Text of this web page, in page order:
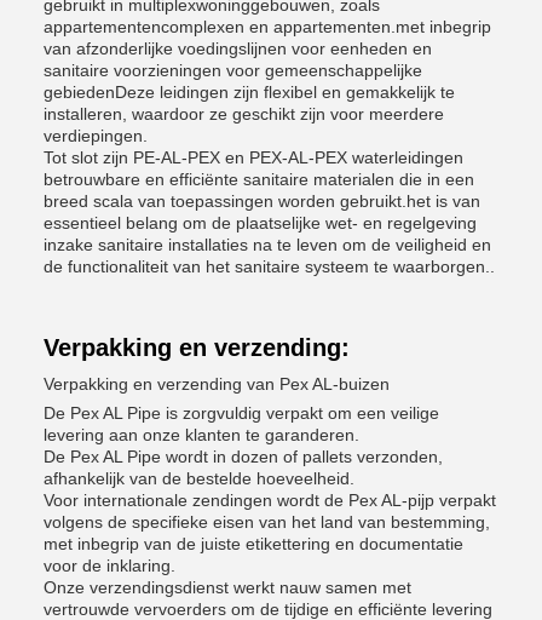
gebruikt in multiplexwoninggebouwen, zoals
appartementencomplexen en appartementen.met inbegrip
van afzonderlijke voedingslijnen voor eenheden en
sanitaire voorzieningen voor gemeenschappelijke
gebiedenDeze leidingen zijn flexibel en gemakkelijk te
installeren, waardoor ze geschikt zijn voor meerdere
verdiepingen.
Tot slot zijn PE-AL-PEX en PEX-AL-PEX waterleidingen
betrouwbare en efficiënte sanitaire materialen die in een
breed scala van toepassingen worden gebruikt.het is van
essentieel belang om de plaatselijke wet- en regelgeving
inzake sanitaire installaties na te leven om de veiligheid en
de functionaliteit van het sanitaire systeem te waarborgen..
Verpakking en verzending:
Verpakking en verzending van Pex AL-buizen
De Pex AL Pipe is zorgvuldig verpakt om een veilige
levering aan onze klanten te garanderen.
De Pex AL Pipe wordt in dozen of pallets verzonden,
afhankelijk van de bestelde hoeveelheid.
Voor internationale zendingen wordt de Pex AL-pijp verpakt
volgens de specifieke eisen van het land van bestemming,
met inbegrip van de juiste etikettering en documentatie
voor de inklaring.
Onze verzendingsdienst werkt nauw samen met
vertrouwde vervoerders om de tijdige en efficiënte levering